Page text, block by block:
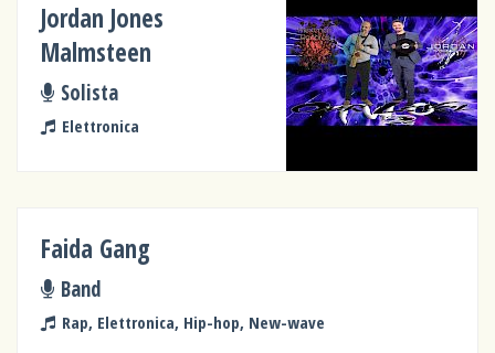
Jordan Jones
Malmsteen
Solista
Elettronica
Faida Gang
Band
Rap, Elettronica, Hip-hop, New-wave